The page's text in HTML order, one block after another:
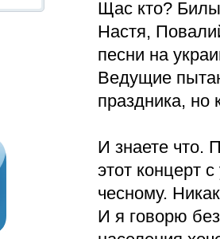
Щас кто?
Настя,
песни на
Ведущие
праздника, но
И знаете что.
этот концерт
чесному.
И я говорю